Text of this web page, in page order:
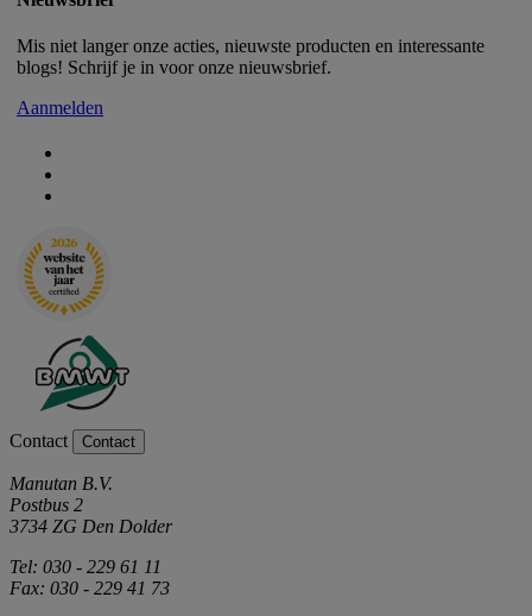
Mis niet langer onze acties, nieuwste producten en interessante
blogs! Schrijf je in voor onze nieuwsbrief.
Aanmelden
Contact Contact
Manutan B.V.
Postbus 2
3734 ZG Den Dolder
Tel: 030 - 229 61 11
Fax: 030 - 229 41 73